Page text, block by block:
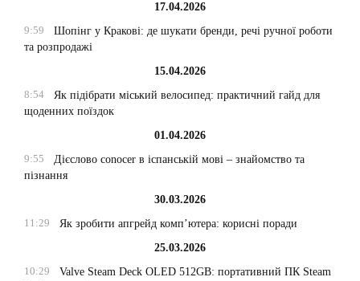
17.04.2026
9:59
Шопінг у Кракові: де шукати бренди, речі ручної роботи
та розпродажі
15.04.2026
8:54
Як підібрати міський велосипед: практичний гайд для
щоденних поїздок
01.04.2026
9:55
Дієслово conocer в іспанській мові – знайомство та
пізнання
30.03.2026
11:29
Як зробити апгрейд комп’ютера: корисні поради
25.03.2026
10:29
Valve Steam Deck OLED 512GB: портативний ПК Steam